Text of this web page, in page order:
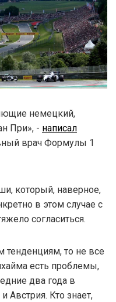
немецкий,
При», - написал
врач Формулы 1
который, наверное,
в этом случае с
согласиться.
тенденциям, то не все
есть проблемы,
два года в
Австрия. Кто знает,